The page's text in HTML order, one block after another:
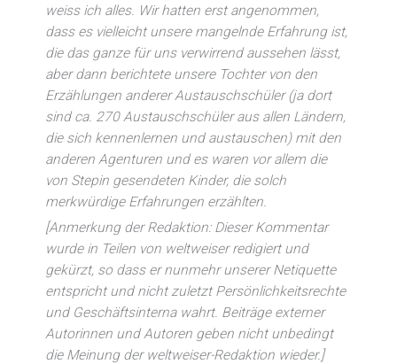
weiss ich alles. Wir hatten erst angenommen,
dass es vielleicht unsere mangelnde Erfahrung ist,
die das ganze für uns verwirrend aussehen lässt,
aber dann berichtete unsere Tochter von den
Erzählungen anderer Austauschschüler (ja dort
sind ca. 270 Austauschschüler aus allen Ländern,
die sich kennenlernen und austauschen) mit den
anderen Agenturen und es waren vor allem die
von Stepin gesendeten Kinder, die solch
merkwürdige Erfahrungen erzählten.
[Anmerkung der Redaktion: Dieser Kommentar
wurde in Teilen von weltweiser redigiert und
gekürzt, so dass er nunmehr unserer Netiquette
entspricht und nicht zuletzt Persönlichkeitsrechte
und Geschäftsinterna wahrt. Beiträge externer
Autorinnen und Autoren geben nicht unbedingt
die Meinung der weltweiser-Redaktion wieder.]